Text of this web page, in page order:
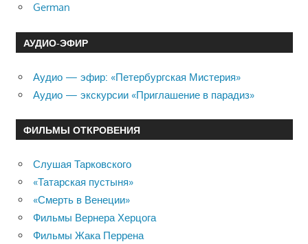
German
АУДИО-ЭФИР
Аудио — эфир: «Петербургская Мистерия»
Аудио — экскурсии «Приглашение в парадиз»
ФИЛЬМЫ ОТКРОВЕНИЯ
Слушая Тарковского
«Татарская пустыня»
«Смерть в Венеции»
Фильмы Вернера Херцога
Фильмы Жака Перрена